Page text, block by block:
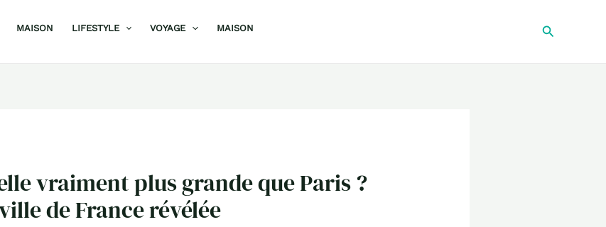
MAISON LIFESTYLE VOYAGE MAISON
vraiment plus grande que Paris ?
de France révélée